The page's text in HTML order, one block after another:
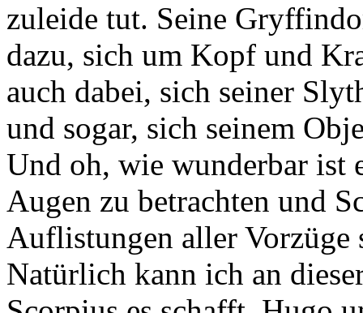
zuleide tut. Seine
dazu, sich um Kopf und
auch dabei, sich seiner
und sogar, sich seinem
Und oh, wie wunderbar ist
Augen zu betrachten und
Auflistungen aller Vorzüge
Natürlich kann ich an